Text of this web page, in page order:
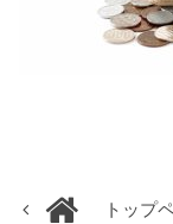
トップ